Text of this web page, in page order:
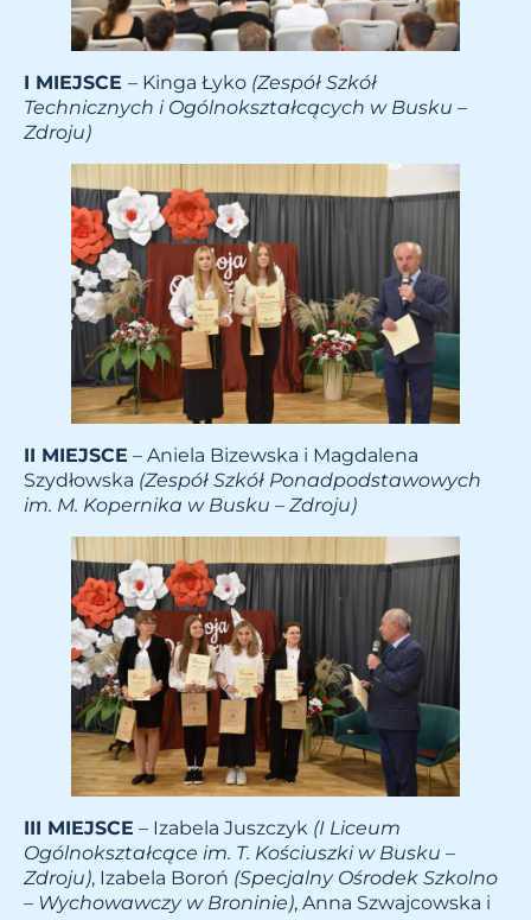
I MIEJSCE – Kinga Łyko (Zespół Szkół
Technicznych i Ogólnokształcących w Busku –
Zdroju)
II MIEJSCE – Aniela Bizewska i Magdalena
Szydłowska (Zespół Szkół Ponadpodstawowych
im. M. Kopernika w Busku – Zdroju)
III MIEJSCE – Izabela Juszczyk (I Liceum
Ogólnokształcące im. T. Kościuszki w Busku –
Zdroju), Izabela Boroń (Specjalny Ośrodek Szkolno
– Wychowawczy w Broninie), Anna Szwajcowska i